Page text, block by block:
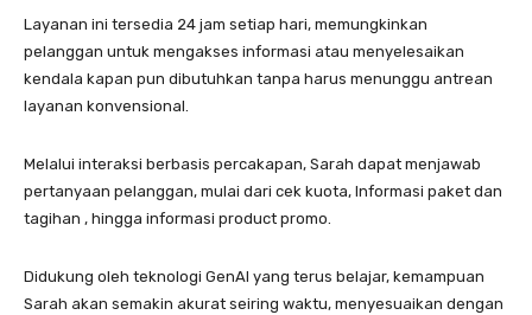
Layanan ini tersedia 24 jam setiap hari, memungkinkan
pelanggan untuk mengakses informasi atau menyelesaikan
kendala kapan pun dibutuhkan tanpa harus menunggu antrean
layanan konvensional.
Melalui interaksi berbasis percakapan, Sarah dapat menjawab
pertanyaan pelanggan, mulai dari cek kuota, Informasi paket dan
tagihan , hingga informasi product promo.
Didukung oleh teknologi GenAI yang terus belajar, kemampuan
Sarah akan semakin akurat seiring waktu, menyesuaikan dengan